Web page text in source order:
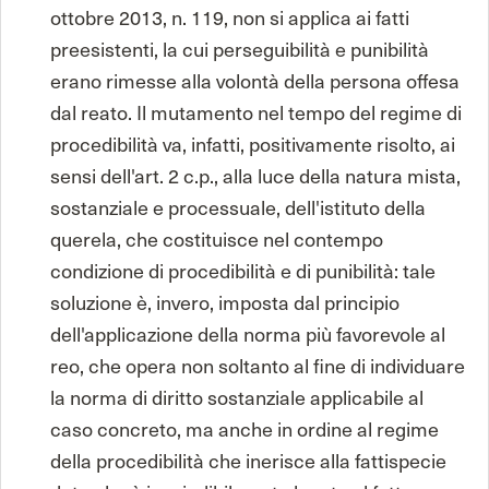
ottobre 2013, n. 119, non si applica ai fatti
preesistenti, la cui perseguibilità e punibilità
erano rimesse alla volontà della persona offesa
dal reato. Il mutamento nel tempo del regime di
procedibilità va, infatti, positivamente risolto, ai
sensi dell'art. 2 c.p., alla luce della natura mista,
sostanziale e processuale, dell'istituto della
querela, che costituisce nel contempo
condizione di procedibilità e di punibilità: tale
soluzione è, invero, imposta dal principio
dell'applicazione della norma più favorevole al
reo, che opera non soltanto al fine di individuare
la norma di diritto sostanziale applicabile al
caso concreto, ma anche in ordine al regime
della procedibilità che inerisce alla fattispecie